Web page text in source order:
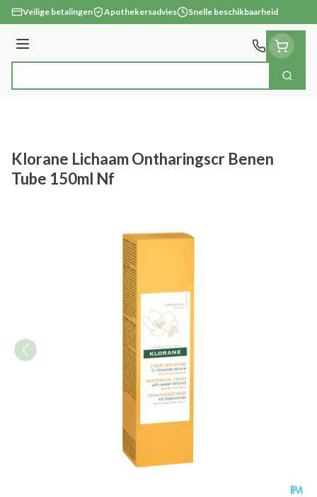
Ga naar de inhoud
Veilige betalingen Apothekersadvies Snelle beschikbaarheid
Menu
Zoek
Klorane Lichaam Ontharingscr Benen
Tube 150ml Nf